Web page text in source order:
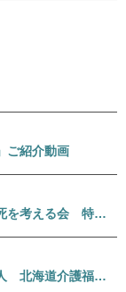
ご紹介動画
研修案内【R8年9月21日開催】「道南・生と死を考える会 特別講演会」
研修案内【R8年10月4日開催】「一般社団法人 北海道介護福祉士会 専門研修Ⅰ」